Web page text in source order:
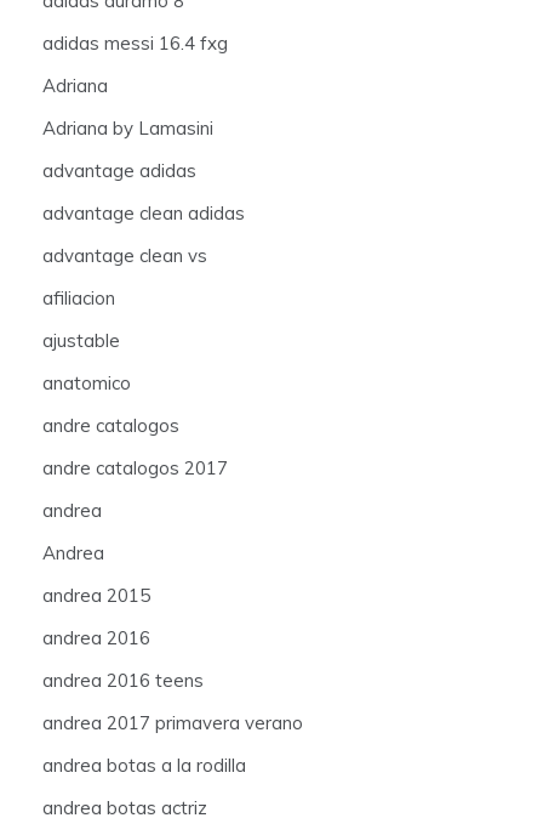
adidas messi 16.4 fxg
Adriana
Adriana by Lamasini
advantage adidas
advantage clean adidas
advantage clean vs
afiliacion
ajustable
anatomico
andre catalogos
andre catalogos 2017
andrea
Andrea
andrea 2015
andrea 2016
andrea 2016 teens
andrea 2017 primavera verano
andrea botas a la rodilla
andrea botas actriz